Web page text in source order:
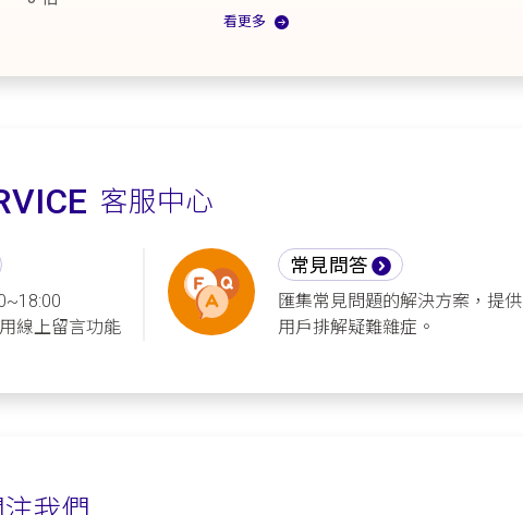
看更多
客服中心
線上留言功能
常見問答
匯集常見問題的解決方案，提供
用戶排解疑難雜症。